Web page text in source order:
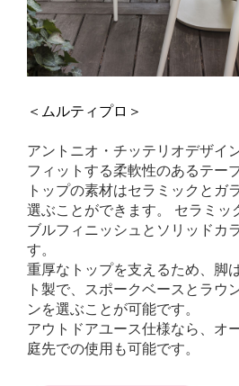
＜ムルティプロ＞
アントニオ・チッテリオデザイ
フィットする柔軟性のあるテー
トップの素材はセラミックとガ
選ぶことができます。 セラミッ
ブルフィニッシュとソリッドカ
す。
重厚なトップを支えるため、脚
ト製で、スポークベースとラウ
ンを選ぶことが可能です。
アウトドアユース仕様なら、オ
庭先での使用も可能です。